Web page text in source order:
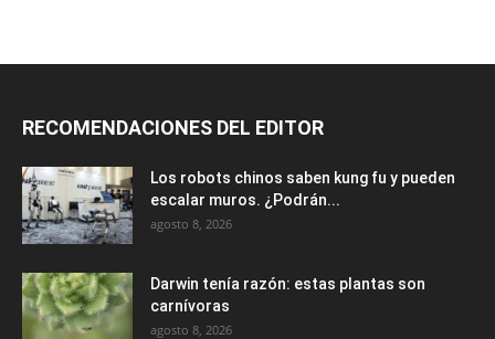
RECOMENDACIONES DEL EDITOR
Los robots chinos saben kung fu y pueden
escalar muros. ¿Podrán...
agosto 8, 2026
Darwin tenía razón: estas plantas son
carnívoras
agosto 8, 2026